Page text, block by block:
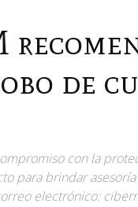
de
con la
para brindar
electrónico: